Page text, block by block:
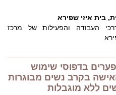
בית איזי שפירא
העבודה והפעילות של מרכז
בדפוסי שימוש
בקרב נשים מבוגרות
ללא מוגבלות